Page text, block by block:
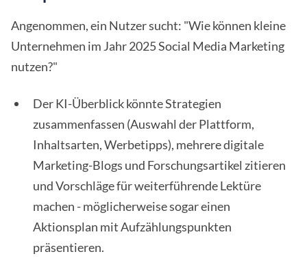
Angenommen, ein Nutzer sucht: "Wie können kleine
Unternehmen im Jahr 2025 Social Media Marketing
nutzen?"
Der KI-Überblick könnte Strategien
zusammenfassen (Auswahl der Plattform,
Inhaltsarten, Werbetipps), mehrere digitale
Marketing-Blogs und Forschungsartikel zitieren
und Vorschläge für weiterführende Lektüre
machen - möglicherweise sogar einen
Aktionsplan mit Aufzählungspunkten
präsentieren.